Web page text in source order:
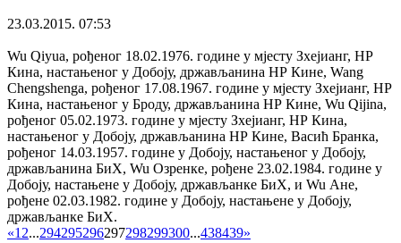
23.03.2015. 07:53
Wu Qiyua, рођеног 18.02.1976. године у мјесту Зхејианг, НР
Кина, настањеног у Добоју, држављанина НР Кине, Wang
Chengshenga, рођеног 17.08.1967. године у мјесту Зхејианг, НР
Кина, настањеног у Броду, држављанина НР Кине, Wu Qijina,
рођеног 05.02.1973. године у мјесту Зхејианг, НР Кина,
настањеног у Добоју, држављанина НР Кине, Васић Бранка,
рођеног 14.03.1957. године у Добоју, настањеног у Добоју,
држављанина БиХ, Wu Озренке, рођене 23.02.1984. године у
Добоју, настањене у Добоју, држављанке БиХ, и Wu Ане,
рођене 02.03.1982. године у Добоју, настањене у Добоју,
држављанке БиХ.
«12...294295296297298299300...438439»